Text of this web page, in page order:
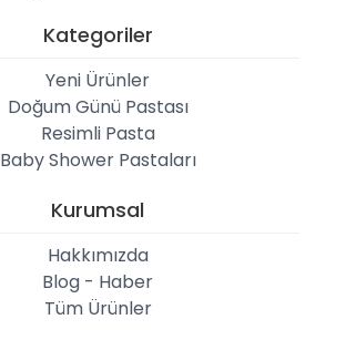
Kategoriler
Yeni Ürünler
Doğum Günü Pastası
Resimli Pasta
Baby Shower Pastaları
Kurumsal
Hakkımızda
Blog - Haber
Tüm Ürünler